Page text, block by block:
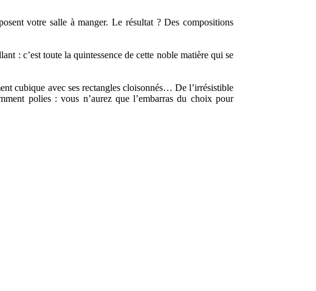
votre salle à manger. Le résultat ? Des compositions
: c’est toute la quintessence de cette noble matière qui se
cubique avec ses rectangles cloisonnés… De l’irrésistible
polies : vous n’aurez que l’embarras du choix pour